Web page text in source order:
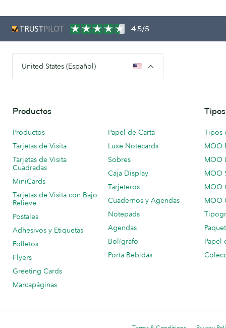
4.5/5
United States (Español)
Productos
Productos
Tarjetas de Visita
Tarjetas de Visita
Cuadradas
MiniCards
Tarjetas de Visita con Bajo
Relieve
Postales
Adhesivos y Etiquetas
Folletos
Flyers
Greeting Cards
Marcapáginas
Papel de Carta
Luxe Notecards
Sobres
Caja Display
Tarjeteros
Cuadernos y Agendas
Notepads
Agendas
Bolígrafo
Porta Bebidas
Tipos
MOO
MOO
MOO
MOO
MOO
Papel